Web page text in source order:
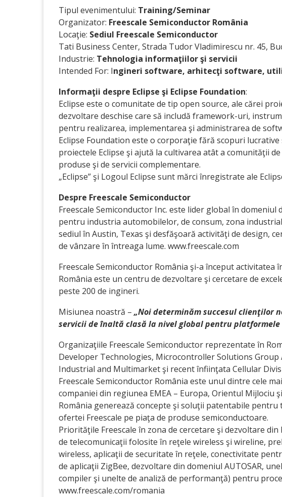
Tipul evenimentului: Training/Seminar
Organizator: Freescale Semiconductor România
Locaţie: Sediul Freescale Semiconductor
Tati Business Center, Strada Tudor Vladimirescu nr. 45,
Industrie: Tehnologia informaţiilor şi servicii
Intended For: Ingineri software, arhitecţi software,
Informaţii despre Eclipse şi Eclipse Foundation:
Eclipse este o comunitate de tip open source, ale cărei
dezvoltare deschise care să includă framework-uri,
pentru realizarea, implementarea şi administrarea de
Eclipse Foundation este o corporaţie fără scopuri
proiectele Eclipse şi ajută la cultivarea atât a comunităţii
produse şi de servicii complementare.
„Eclipse” şi Logoul Eclipse sunt mărci înregistrate ale
Despre Freescale Semiconductor
Freescale Semiconductor Inc. este lider global în
pentru industria automobilelor, de consum, zona
sediul în Austin, Texas şi desfăşoară activităţi de design,
de vânzare în întreaga lume. www.freescale.com
Freescale Semiconductor România şi-a început activitatea
România este un centru de dezvoltare şi cercetare de
peste 200 de ingineri.
Misiunea noastră – „Noi determinăm succesul clienţilor
servicii de înaltă clasă la nivel global pentru platformele
Organizaţiile Freescale Semiconductor reprezentate în
Developer Technologies, Microcontroller Solutions
Industrial and Multimarket şi recent înfiinţata Cellular
Freescale Semiconductor România este unul dintre cele
companiei din regiunea EMEA – Europa, Orientul Mijlociu
România generează concepte şi soluţii patentabile
ofertei Freescale pe piaţa de produse semiconductoare.
Priorităţile Freescale în zona de cercetare şi dezvoltare
de telecomunicaţii folosite în reţele wireless şi wireline,
wireless, aplicaţii de securitate în reţele, conectivitate
de aplicaţii ZigBee, dezvoltare din domeniul AUTOSAR,
compiler şi unelte de analiză de performanţă) pentru
www.freescale.com/romania